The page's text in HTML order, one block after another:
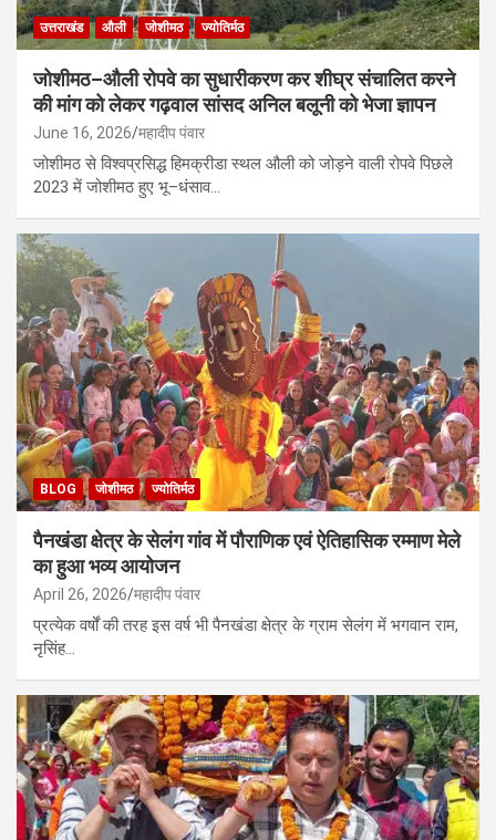
उत्तराखंड औली जोशीमठ ज्योतिर्मठ
जोशीमठ–औली रोपवे का सुधारीकरण कर शीघ्र संचालित करने
की मांग को लेकर गढ़वाल सांसद अनिल बलूनी को भेजा ज्ञापन
June 16, 2026 महादीप पंवार
जोशीमठ से विश्वप्रसिद्ध हिमक्रीडा स्थल औली को जोड़ने वाली रोपवे पिछले
2023 में जोशीमठ हुए भू–धंसाव…
BLOG जोशीमठ ज्योतिर्मठ
पैनखंडा क्षेत्र के सेलंग गांव में पौराणिक एवं ऐतिहासिक रम्माण मेले
का हुआ भव्य आयोजन
April 26, 2026 महादीप पंवार
प्रत्येक वर्षों की तरह इस वर्ष भी पैनखंडा क्षेत्र के ग्राम सेलंग में भगवान राम,
नृसिंह…